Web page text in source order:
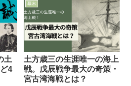
土
4
幕末
土方歳三の生涯唯一の海上
戦。戊辰戦争最大の奇策・
宮古湾海戦とは？